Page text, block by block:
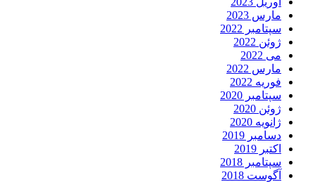
مارس 2023
سپتامبر 2022
ژوئن 2022
می 2022
مارس 2022
فوریه 2022
سپتامبر 2020
ژوئن 2020
ژانویه 2020
دسامبر 2019
اکتبر 2019
سپتامبر 2018
آگوست 2018